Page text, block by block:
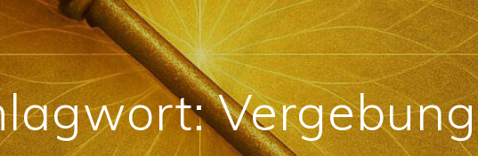
Vergebung